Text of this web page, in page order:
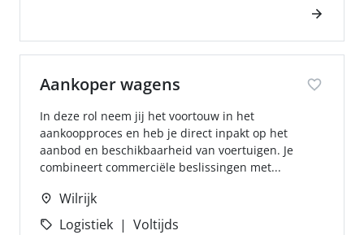
Aankoper wagens
In deze rol neem jij het voortouw in het
aankoopproces en heb je direct inpakt op het
aanbod en beschikbaarheid van voertuigen. Je
combineert commerciële beslissingen met...
Wilrijk
Logistiek
Voltijds